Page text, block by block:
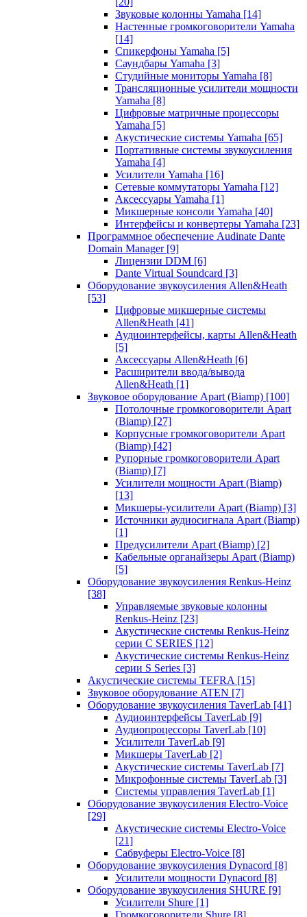
Звуковые колонны Yamaha [14]
Настенные громкоговорители Yamaha
[14]
Спикерфоны Yamaha [5]
Саундбары Yamaha [3]
Студийные мониторы Yamaha [8]
Трансляционные усилители мощности
Yamaha [8]
Цифровые матричные процессоры
Yamaha [5]
Акустические системы Yamaha [65]
Портативные системы звукоусиления
Yamaha [4]
Усилители Yamaha [16]
Сетевые коммутаторы Yamaha [12]
Аксессуары Yamaha [1]
Микшерные консоли Yamaha [40]
Интерфейсы и конвертеры Yamaha [23]
Программное обеспечение Audinate Dante
Domain Manager [9]
Лицензии DDM [6]
Dante Virtual Soundcard [3]
Оборудование звукоусиления Allen&Heath
[53]
Цифровые микшерные системы
Allen&Heath [41]
Аудиоинтерфейсы, карты Allen&Heath
[5]
Аксессуары Allen&Heath [6]
Расширители ввода/вывода
Allen&Heath [1]
Звуковое оборудование Apart (Biamp) [100]
Потолочные громкоговорители Apart
(Biamp) [27]
Корпусные громкоговорители Apart
(Biamp) [42]
Рупорные громкоговорители Apart
(Biamp) [7]
Усилители мощности Apart (Biamp)
[13]
Микшеры-усилители Apart (Biamp) [3]
Источники аудиосигнала Apart (Biamp)
[1]
Предусилители Apart (Biamp) [2]
Кабельные органайзеры Apart (Biamp)
[5]
Оборудование звукоусиления Renkus-Heinz
[38]
Управляемые звуковые колонны
Renkus-Heinz [23]
Акустические системы Renkus-Heinz
серии C SERIES [12]
Акустические системы Renkus-Heinz
серии S Series [3]
Акустические системы TEFRA [15]
Звуковое оборудование ATEN [7]
Оборудование звукоусиления TaverLab [41]
Аудиоинтерфейсы TaverLab [9]
Аудиопроцессоры TaverLab [10]
Усилители TaverLab [9]
Микшеры TaverLab [2]
Акустические системы TaverLab [7]
Микрофонные системы TaverLab [3]
Системы управления TaverLab [1]
Оборудование звукоусиления Electro-Voice
[29]
Акустические системы Electro-Voice
[21]
Сабвуферы Electro-Voice [8]
Оборудование звукоусиления Dynacord [8]
Усилители мощности Dynacord [8]
Оборудование звукоусиления SHURE [9]
Усилители Shure [1]
Громкоговорители Shure [8]